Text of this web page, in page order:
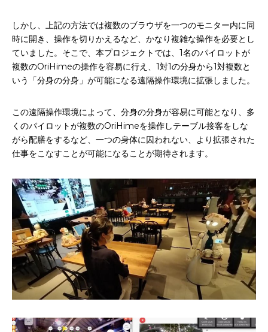
しかし、上記の方法では複数のブラウザを一つのモニター内に同
時に開き、操作を切りかえるなど、かなり複雑な操作を必要とし
ていました。そこで、本プロジェクトでは、1名のパイロットが
複数のOriHimeの操作を容易に行え、1対1の分身から1対複数と
いう「分身の分身」が可能になる遠隔操作環境に拡張しました。
この遠隔操作環境によって、分身の分身が容易に可能となり、多
くのパイロットが複数のOriHimeを操作しテーブル接客をしな
がら配膳をするなど、一つの身体に囚われない、より拡張された
仕事をこなすことが可能になることが期待されます。